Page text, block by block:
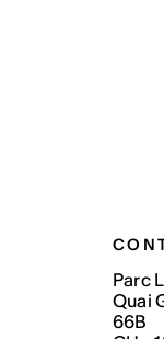
Parc
Quai
66B